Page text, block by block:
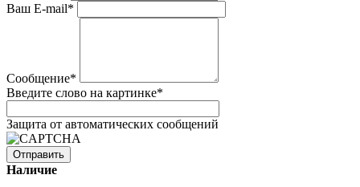
Ваш E-mail*
Сообщение*
Введите слово на картинке*
Защита от автоматических сообщений
Наличие